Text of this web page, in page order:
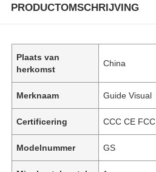
PRODUCTOMSCHRIJVING
Plaats van
herkomst
China
Merknaam Guide Visual
Certificering CCC CE FCC
Modelnummer GS